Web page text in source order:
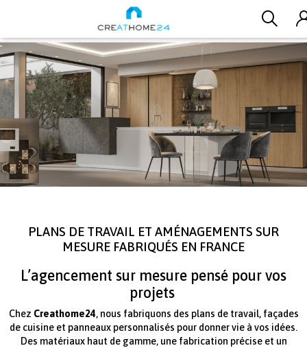
Aller au contenu principal
PLANS DE TRAVAIL ET AMÉNAGEMENTS SUR
MESURE FABRIQUÉS EN FRANCE
L’agencement sur mesure pensé pour vos
projets
Chez Creathome24, nous fabriquons des plans de travail, façades
de cuisine et panneaux personnalisés pour donner vie à vos idées.
Des matériaux haut de gamme, une fabrication précise et un